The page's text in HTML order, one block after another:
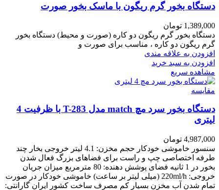
دستگاه بخور گرم ریگون با ماسک بخور صورت
1,389,000 تومان
دستگاه بخور گرم ریگون دو کاره (صورت و محیط) دستگاه بخور
گرم ریگون دو کاره ، مناسب برای صورت و
افزودن به علاقه مندی
افزودن به سبد خرید
مشاهده سریع
مقایسه
دستگاه بخور سرد مچ match مدل T-283 با ظرفیت 4
لیتری
4,987,000 تومان
سنسور خاموشی خودکار حجم مخزن: 4.1 لیتر خروجی بخار چند
طرفه اختصاصی چپ و راست برای فضاهای بزرگ فعال شدن
بخور در 1 ثانیه فضای پوشش دهنده: 80 مترمربع میزان جریان
خروجی: 220ml/h (میلی لیتر بر ساعت) خاموشی خودکار در صورت
تمام شدن آب مخزن بسیار کم مصرف ساخت کشور ایران گارانتی: